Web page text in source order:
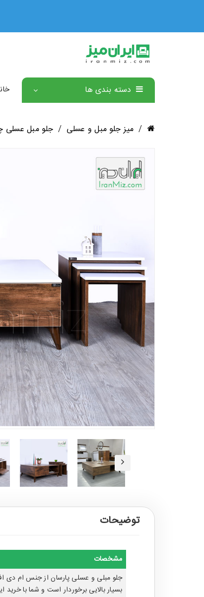
دسته بندی ها
/ میز جلو مبل و عسلی / جلو مبل عسلی
توضیحات
مشخصات
بسیار بالایی برخوردار است و شما با